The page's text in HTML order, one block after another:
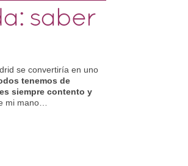
saber
se convertiría en uno
tenemos de
siempre contento y
mi mano…